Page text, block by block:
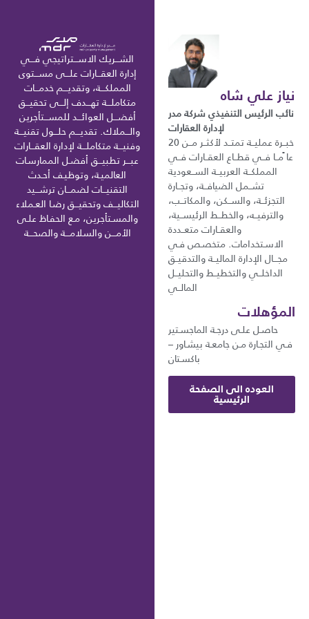
نياز علي شاه
نائب الرئيس التنفيذي شركة مدر
لإدارة العقارات
خبــرة عمليــة تمتــد لأكثــر مــن 20
عا ًمــا فــي قطــاع العقــارات فــي
المملكــة العربيــة الســعودية
تشــمل الضيافــة، وتجــارة
التجزئــة، والســكن، والمكاتــب،
والترفيــه، والخطــط الرئيســية،
والعقــارات متعــددة
الاسـتخدامات. متخصـص فـي
مجـــال الإدارة الماليــة والتدقيــق
الداخلــي والتخطيــط والتحليــل
المالــي
المؤهلات
حاصـل علـى درجـة الماجسـتير
فـي التجـارة مـن جامعـة بيشـاور –
باكسـتان
العوده الى الصفحة
الرئيسية
الشـــريك الاســـتراتيجي فـــي
إدارة العقـــارات علـــى مســـتوى
المملكـــة، وتقديـــم خدمـــات
متكاملـــة تهـــدف إلـــى تحقيـــق
أفضـــل العوائـــد للمســـتأجرين
والـــملاك. تقديـــم حلـــول تقنيـــة
وفنيـــة متكاملـــة لإدارة العقـــارات
عبـــر تطبيـــق أفضـل الممارسـات
العالميـة، وتوظيـف أحـدث
التقنيـــات لضمـــان ترشـــيد
التكاليـــف وتحقيـــق رضـا العـملاء
والمسـتأجرين، مـع الحفـاظ علـى
الأمـــن والسلامـــة والصحـــة